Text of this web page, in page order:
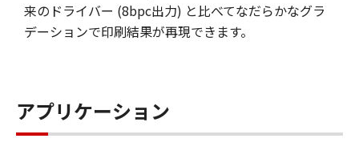
来のドライバー (8bpc出力) と比べてなだらかなグラ
デーションで印刷結果が再現できます。
アプリケーション